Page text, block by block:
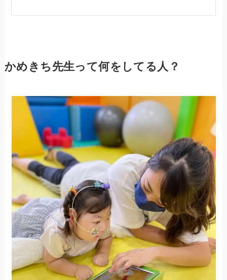
かめきち先生って何をしてる人？